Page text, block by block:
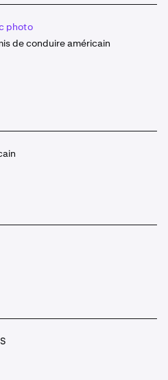
photo
de conduire américain